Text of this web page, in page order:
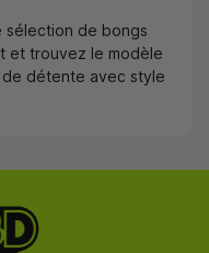
sélection de bongs
et trouvez le modèle
de détente avec style